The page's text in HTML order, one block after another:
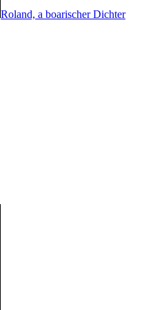
Roland, a boarischer Dichter